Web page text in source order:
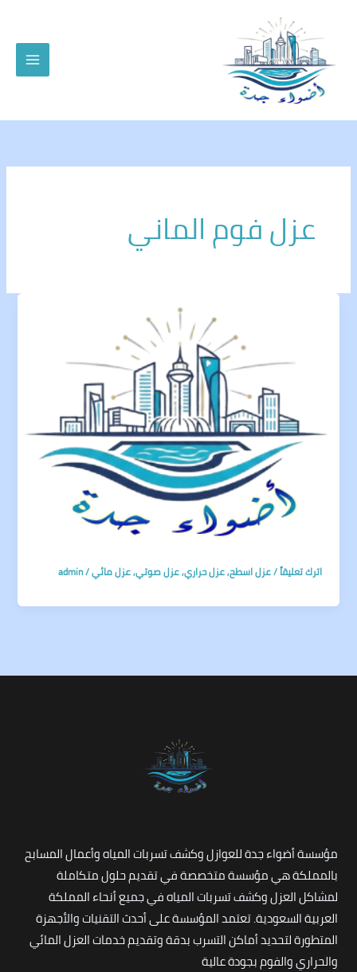
المحتوى
عزل فوم الماني
اترك تعليقاً/عزل اسطح,عزل حراري,عزل صوتي,عزل مائي/
admin
مؤسسة أضواء جدة للعوازل وكشف تسربات المياه وأعمال المسابح
بالمملكة هي مؤسسة متخصصة في تقديم حلول متكاملة
لمشاكل العزل وكشف تسربات المياه في جميع أنحاء المملكة
العربية السعودية. تعتمد المؤسسة على أحدث التقنيات والأجهزة
المتطورة لتحديد أماكن التسرب بدقة وتقديم خدمات العزل المائي
والحراري والفوم بجودة عالية